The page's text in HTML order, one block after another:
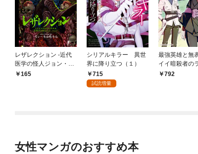
レザレクション -近代
医学の怪人ジョン・ハ
ンター- 連載版 第1話
165
シリアルキラー 異世
界に降り立つ（１）
715
試読増量
最強英雄と無
イイ暗殺者の
新婚生活 １巻
792
女性マンガのおすすめ本